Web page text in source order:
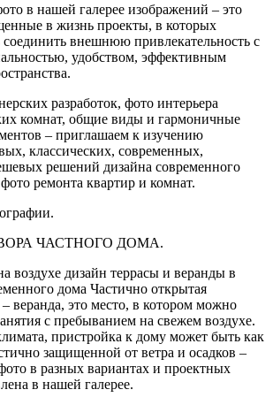
в нашей галерее изображений – это
в жизнь проекты, в которых
соединить внешнюю привлекательность с
удобством, эффективным
разработок, фото интерьера
комнат, общие виды и гармоничные
– приглашаем к изучению
классических, современных,
решений дизайна современного
ремонта квартир и комнат.
ЧАСТНОГО ДОМА.
воздухе дизайн террасы и веранды в
дома Частично открытая
веранда, это место, в котором можно
с пребыванием на свежем воздухе.
пристройка к дому может быть как
защищенной от ветра и осадков –
в разных вариантах и проектных
в нашей галерее.